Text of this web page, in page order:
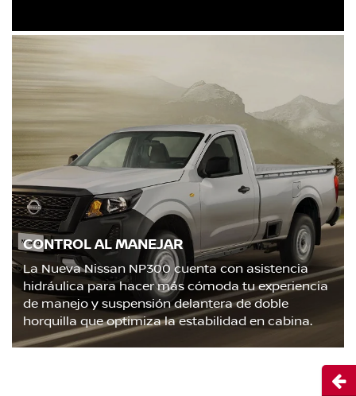
CONTROL AL MANEJAR
La Nueva Nissan NP300 cuenta con asistencia
hidráulica para hacer más cómoda tu experiencia
de manejo y suspensión delantera de doble
horquilla que optimiza la estabilidad en cabina.